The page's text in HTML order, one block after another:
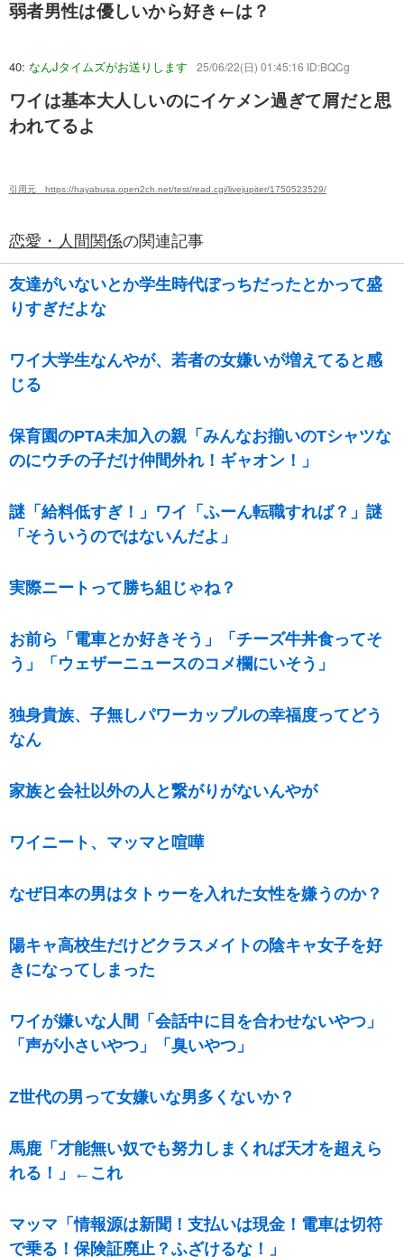
弱者男性は優しいから好き←は？
40: なんJタイムズがお送りします 25/06/22(日) 01:45:16 ID:BQCg
ワイは基本大人しいのにイケメン過ぎて屑だと思
われてるよ
引用元 https://hayabusa.open2ch.net/test/read.cgi/livejupiter/1750523529/
恋愛・人間関係の関連記事
友達がいないとか学生時代ぼっちだったとかって盛
りすぎだよな
ワイ大学生なんやが、若者の女嫌いが増えてると感
じる
保育園のPTA未加入の親「みんなお揃いのTシャツな
のにウチの子だけ仲間外れ！ギャオン！」
謎「給料低すぎ！」ワイ「ふーん転職すれば？」謎
「そういうのではないんだよ」
実際ニートって勝ち組じゃね？
お前ら「電車とか好きそう」「チーズ牛丼食ってそ
う」「ウェザーニュースのコメ欄にいそう」
独身貴族、子無しパワーカップルの幸福度ってどう
なん
家族と会社以外の人と繋がりがないんやが
ワイニート、マッマと喧嘩
なぜ日本の男はタトゥーを入れた女性を嫌うのか？
陽キャ高校生だけどクラスメイトの陰キャ女子を好
きになってしまった
ワイが嫌いな人間「会話中に目を合わせないやつ」
「声が小さいやつ」「臭いやつ」
Z世代の男って女嫌いな男多くないか？
馬鹿「才能無い奴でも努力しまくれば天才を超えら
れる！」←これ
マッマ「情報源は新聞！支払いは現金！電車は切符
で乗る！保険証廃止？ふざけるな！」